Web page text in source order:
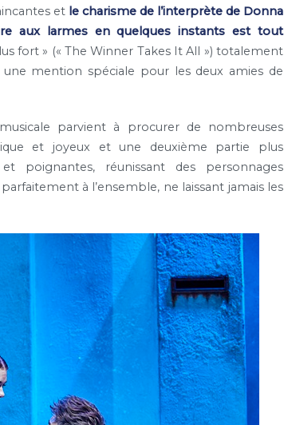
et le charisme de l’interprète de Donna
aux larmes en quelques instants est tout
fort » (« The Winner Takes It All ») totalement
mention spéciale pour les deux amies de
parvient à procurer de nombreuses
et joyeux et une deuxième partie plus
poignantes, réunissant des personnages
à l’ensemble, ne laissant jamais les